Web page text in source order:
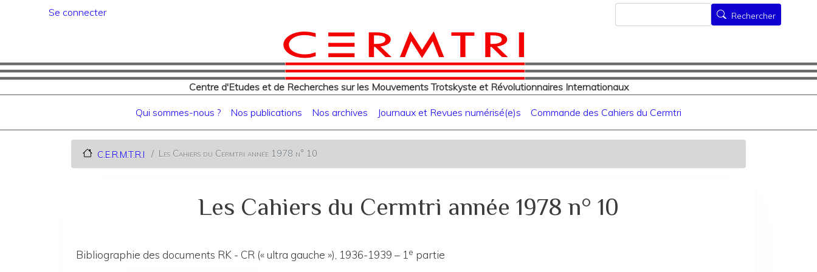
contenu
principal
Menu du compte de l'utilisateur
Se connecter
Centre d'Etudes et de Recherches sur les Mouvements Trotskyste et Révolutionnaires Internationaux
Rechercher
Rechercher
Navigation principale
Qui sommes-nous ? Nos publications Nos archives Journaux et Revues numérisé(e)s Commande des Cahiers du Cermtri
C.E.R.M.T.R.I Les Cahiers du Cermtri année 1978 n° 10
Les Cahiers du Cermtri année 1978 n° 10
Bibliographie des documents RK - CR (« ultra gauche »), 1936-1939 – 1e partie